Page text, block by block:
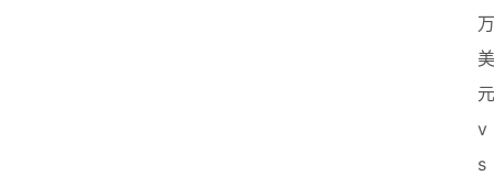
万
美
元
v
s